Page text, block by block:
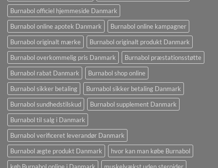
Burnabol officiel hjemmeside Danmark
Burnabol online apotek Danmark
Burnabol online kampagner
Burnabol originalt mærke
Burnabol originalt produkt Danmark
Burnabol overkommelig pris Danmark
Burnabol præstationsstøtte
Burnabol rabat Danmark
Burnabol shop online
Burnabol sikker betaling
Burnabol sikker betaling Danmark
Burnabol sundhedstilskud
Burnabol supplement Danmark
Burnabol til salg i Danmark
Burnabol verificeret leverandør Danmark
Burnabol ægte produkt Danmark
hvor kan man købe Burnabol